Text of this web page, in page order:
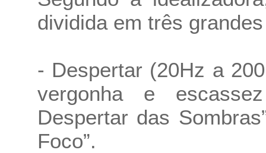
dividida em três
- Despertar (20Hz a
vergonha e
Despertar das
Foco”.